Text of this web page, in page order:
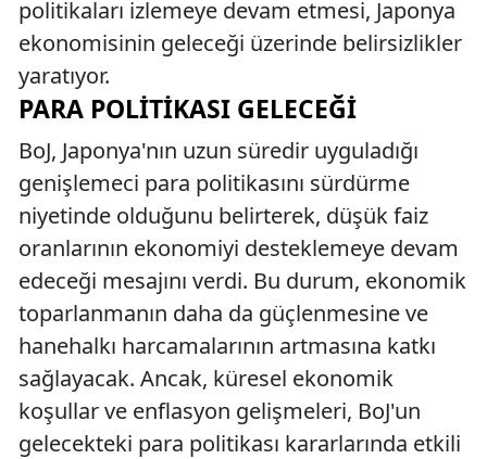
politikaları izlemeye devam etmesi, Japonya
ekonomisinin geleceği üzerinde belirsizlikler
yaratıyor.
PARA POLITIKASI GELECEĞI
BoJ, Japonya'nın uzun süredir uyguladığı
genişlemeci para politikasını sürdürme
niyetinde olduğunu belirterek, düşük faiz
oranlarının ekonomiyi desteklemeye devam
edeceği mesajını verdi. Bu durum, ekonomik
toparlanmanın daha da güçlenmesine ve
hanehalkı harcamalarının artmasına katkı
sağlayacak. Ancak, küresel ekonomik
koşullar ve enflasyon gelişmeleri, BoJ'un
gelecekteki para politikası kararlarında etkili